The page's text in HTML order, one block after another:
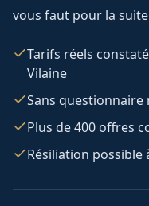
vous faut pour la
Tarifs réels
Vilaine
Sans questionnaire
Plus de 400 offres
Résiliation